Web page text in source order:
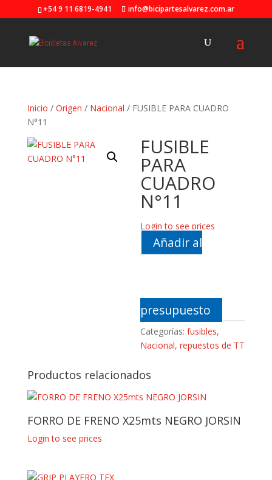
+54 9 11 6819-4941 info@bicipartesalvarez.com.ar
Inicio / Origen / Nacional / FUSIBLE PARA CUADRO
N°11
FUSIBLE
PARA
CUADRO
N°11
Login to see prices
Añadir al
presupuesto
Categorías:fusibles,
Nacional,repuestos de TT
Productos relacionados
FORRO DE FRENO X25mts NEGRO JORSIN
Login to see prices